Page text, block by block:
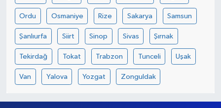
Ordu Osmaniye Rize Sakarya Samsun
Şanlıurfa Siirt Sinop Sivas Şırnak
Tekirdağ Tokat Trabzon Tunceli Uşak
Van Yalova Yozgat Zonguldak